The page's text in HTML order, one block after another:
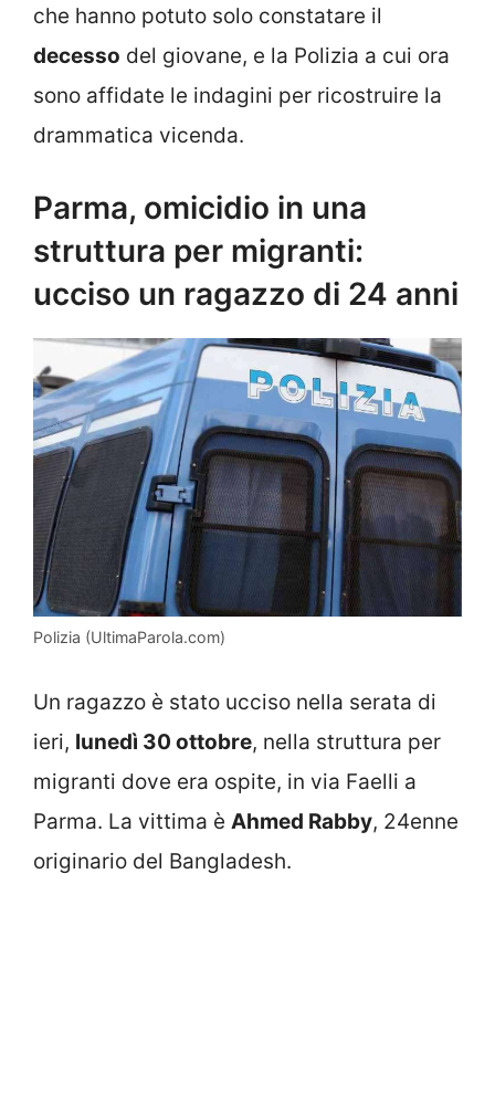
che hanno potuto solo constatare il
decesso del giovane, e la Polizia a cui ora
sono affidate le indagini per ricostruire la
drammatica vicenda.
Parma, omicidio in una
struttura per migranti:
ucciso un ragazzo di 24 anni
Polizia (UltimaParola.com)
Un ragazzo è stato ucciso nella serata di
ieri, lunedì 30 ottobre, nella struttura per
migranti dove era ospite, in via Faelli a
Parma. La vittima è Ahmed Rabby, 24enne
originario del Bangladesh.